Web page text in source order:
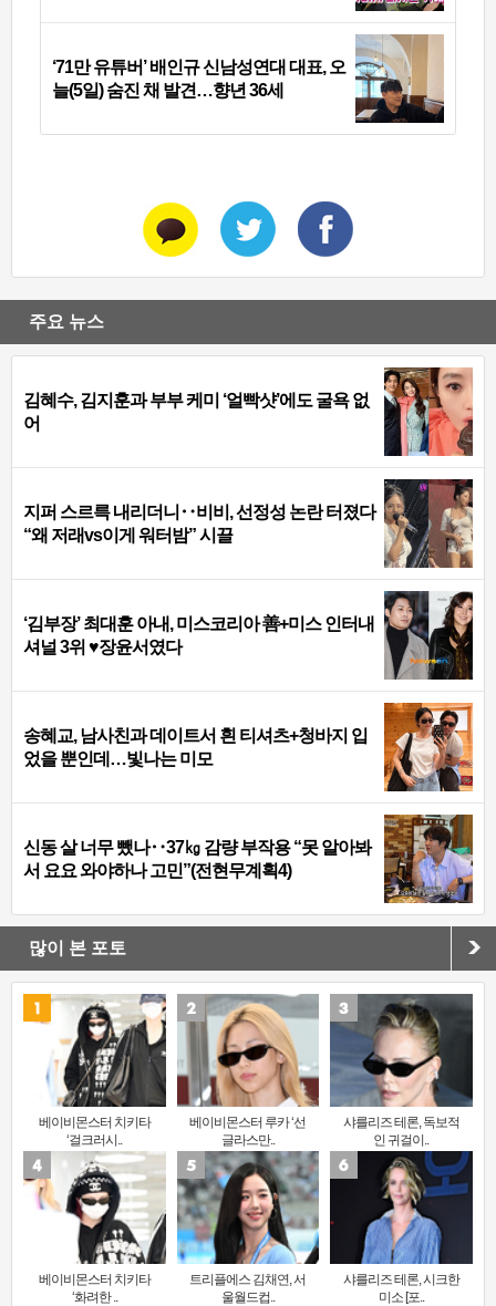
‘71만 유튜버’ 배인규 신남성연대 대표, 오
늘(5일) 숨진 채 발견…향년 36세
주요 뉴스
김혜수, 김지훈과 부부 케미 ‘얼빡샷’에도 굴욕 없
어
지퍼 스르륵 내리더니‥비비, 선정성 논란 터졌다
“왜 저래vs이게 워터밤” 시끌
‘김부장’ 최대훈 아내, 미스코리아 善+미스 인터내
셔널 3위 ♥장윤서였다
송혜교, 남사친과 데이트서 흰 티셔츠+청바지 입
었을 뿐인데…빛나는 미모
신동 살 너무 뺐나‥37㎏ 감량 부작용 “못 알아봐
서 요요 와야하나 고민”(전현무계획4)
많이 본 포토
베이비몬스터 치키타
‘걸크러시..
베이비몬스터 루카 ‘선
글라스만..
샤를리즈 테론, 독보적
인 귀걸이..
베이비몬스터 치키타
‘화려한 ..
트리플에스 김채연, 서
울월드컵..
샤를리즈 테론, 시크한
미소 [포..